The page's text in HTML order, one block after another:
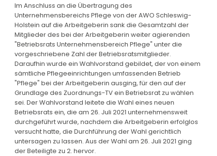
Im Anschluss an die Übertragung des
Unternehmensbereichs Pflege von der AWO Schleswig-
Holstein auf die Arbeitgeberin sank die Gesamtzahl der
Mitglieder des bei der Arbeitgeberin weiter agierenden
"Betriebsrats Unternehmensbereich Pflege" unter die
vorgeschriebene Zahl der Betriebsratsmitglieder.
Daraufhin wurde ein Wahlvorstand gebildet, der von einem
sämtliche Pflegeeinrichtungen umfassenden Betrieb
"Pflege" bei der Arbeitgeberin ausging, für den auf der
Grundlage des Zuordnungs-TV ein Betriebsrat zu wählen
sei. Der Wahlvorstand leitete die Wahl eines neuen
Betriebsrats ein, die am 26. Juli 2021 unternehmensweit
durchgeführt wurde, nachdem die Arbeitgeberin erfolglos
versucht hatte, die Durchführung der Wahl gerichtlich
untersagen zu lassen. Aus der Wahl am 26. Juli 2021 ging
der Beteiligte zu 2. hervor.